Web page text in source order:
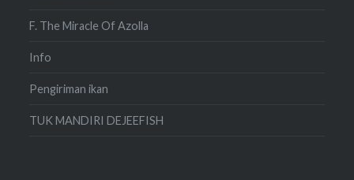
F. The Miracle Of Azolla
Info
Pengiriman ikan
TUK MANDIRI DEJEEFISH